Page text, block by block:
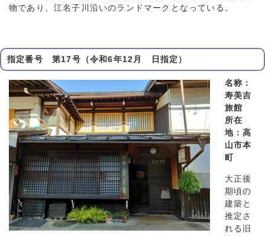
物であり、江名子川沿いのランドマークとなっている。
指定番号 第17号（令和6年12月 日指定）
名称：
寿美吉
旅館
所在
地：高
山市本
町
大正後
期頃の
建築と
推定さ
れる旧